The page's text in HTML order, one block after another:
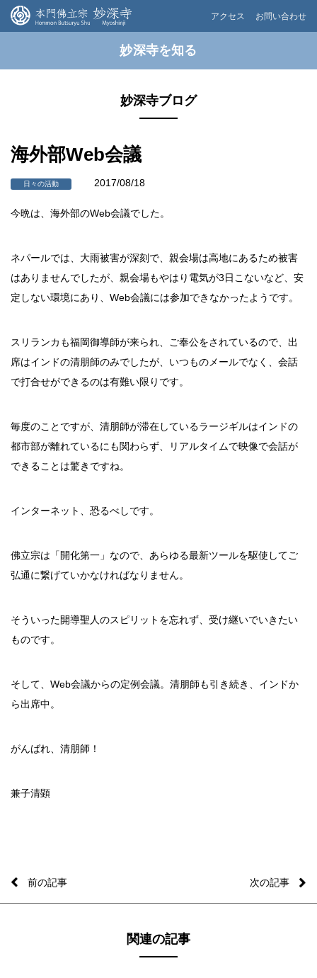
アクセス お問い合わせ
妙深寺を知る
妙深寺ブログ
海外部Web会議
日々の活動 2017/08/18
今晩は、海外部のWeb会議でした。
ネパールでは、大雨被害が深刻で、親会場は高地にあるため被害
はありませんでしたが、親会場もやはり電気が3日こないなど、安
定しない環境にあり、Web会議には参加できなかったようです。
スリランカも福岡御導師が来られ、ご奉公をされているので、出
席はインドの清朋師のみでしたが、いつものメールでなく、会話
で打合せができるのは有難い限りです。
毎度のことですが、清朋師が滞在しているラージギルはインドの
都市部が離れているにも関わらず、リアルタイムで映像で会話が
できることは驚きですね。
インターネット、恐るべしです。
佛立宗は「開化第一」なので、あらゆる最新ツールを駆使してご
弘通に繋げていかなければなりません。
そういった開導聖人のスピリットを忘れず、受け継いでいきたい
ものです。
そして、Web会議からの定例会議。清朋師も引き続き、インドか
ら出席中。
がんばれ、清朋師！
兼子清顕
前の記事 次の記事
関連の記事